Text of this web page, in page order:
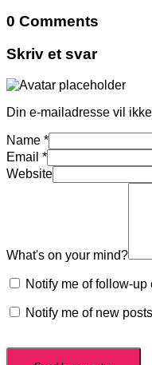
0 Comments
Skriv et svar
Din e-mailadresse vil
Name *
Email *
Website
What's on your mind?
Notify me of follow-up
Notify me of new